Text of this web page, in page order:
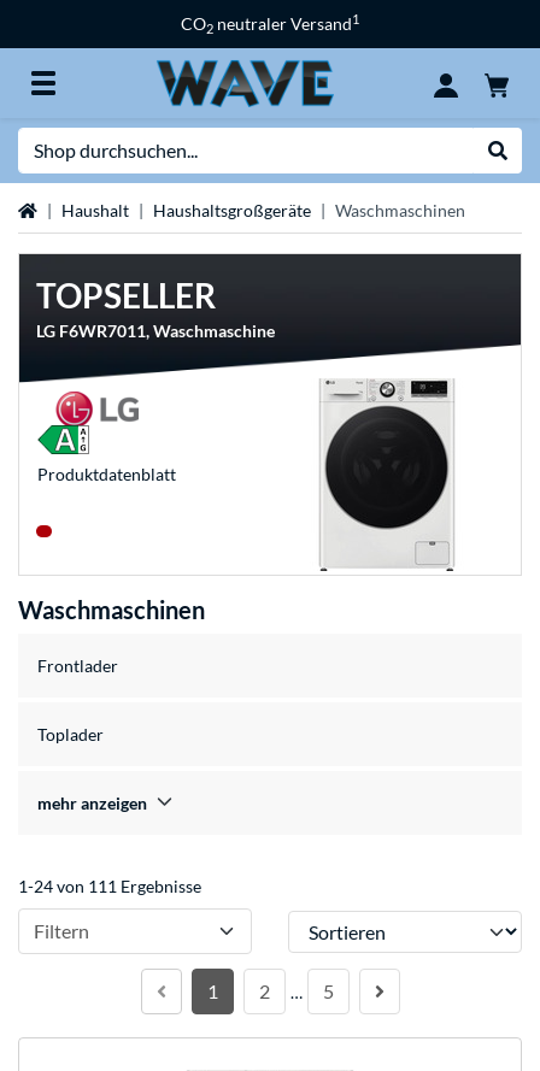
CO2 neutraler Versand1
StartseiteHaushalt Haushaltsgroßgeräte Waschmaschinen
TOPSELLER
LG F6WR7011, Waschmaschine
Produkt­datenblatt
Waschmaschinen
Frontlader
Toplader
mehr anzeigen
1-24 von 111 Ergebnisse
Filtern Sortieren
1 2 … 5